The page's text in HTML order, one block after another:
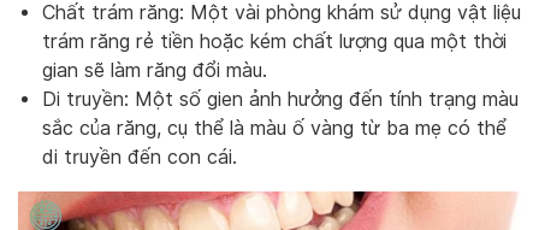
Chất trám răng: Một vài phòng khám sử dụng vật liệu
trám răng rẻ tiền hoặc kém chất lượng qua một thời
gian sẽ làm răng đổi màu.
Di truyền: Một số gien ảnh hưởng đến tính trạng màu
sắc của răng, cụ thể là màu ố vàng từ ba mẹ có thể
di truyền đến con cái.